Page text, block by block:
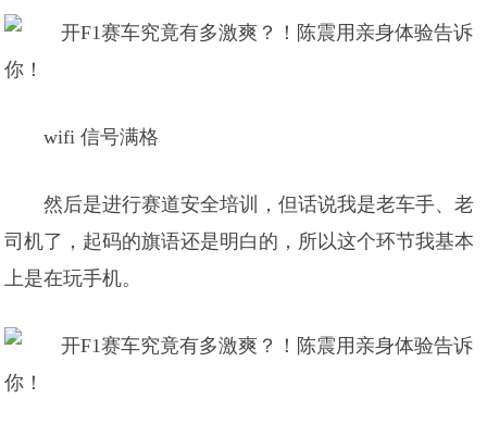
wifi 信号满格
然后是进行赛道安全培训，但话说我是老车手、老
司机了，起码的旗语还是明白的，所以这个环节我基本
上是在玩手机。